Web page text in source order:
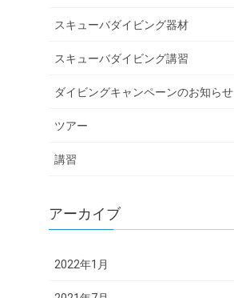
スキューバダイビング器材
スキューバダイビング講習
ダイビングキャンペーンのお知らせ
ツアー
講習
アーカイブ
2022年1月